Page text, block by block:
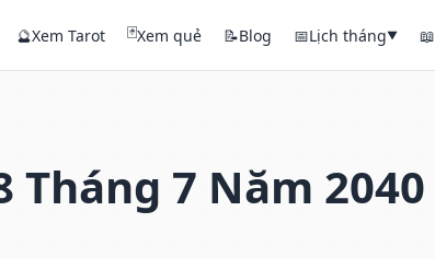
🔮Xem Tarot 🃏Xem quẻ 📝Blog 📅Lịch tháng▼ 📖
Tháng 7 Năm 2040